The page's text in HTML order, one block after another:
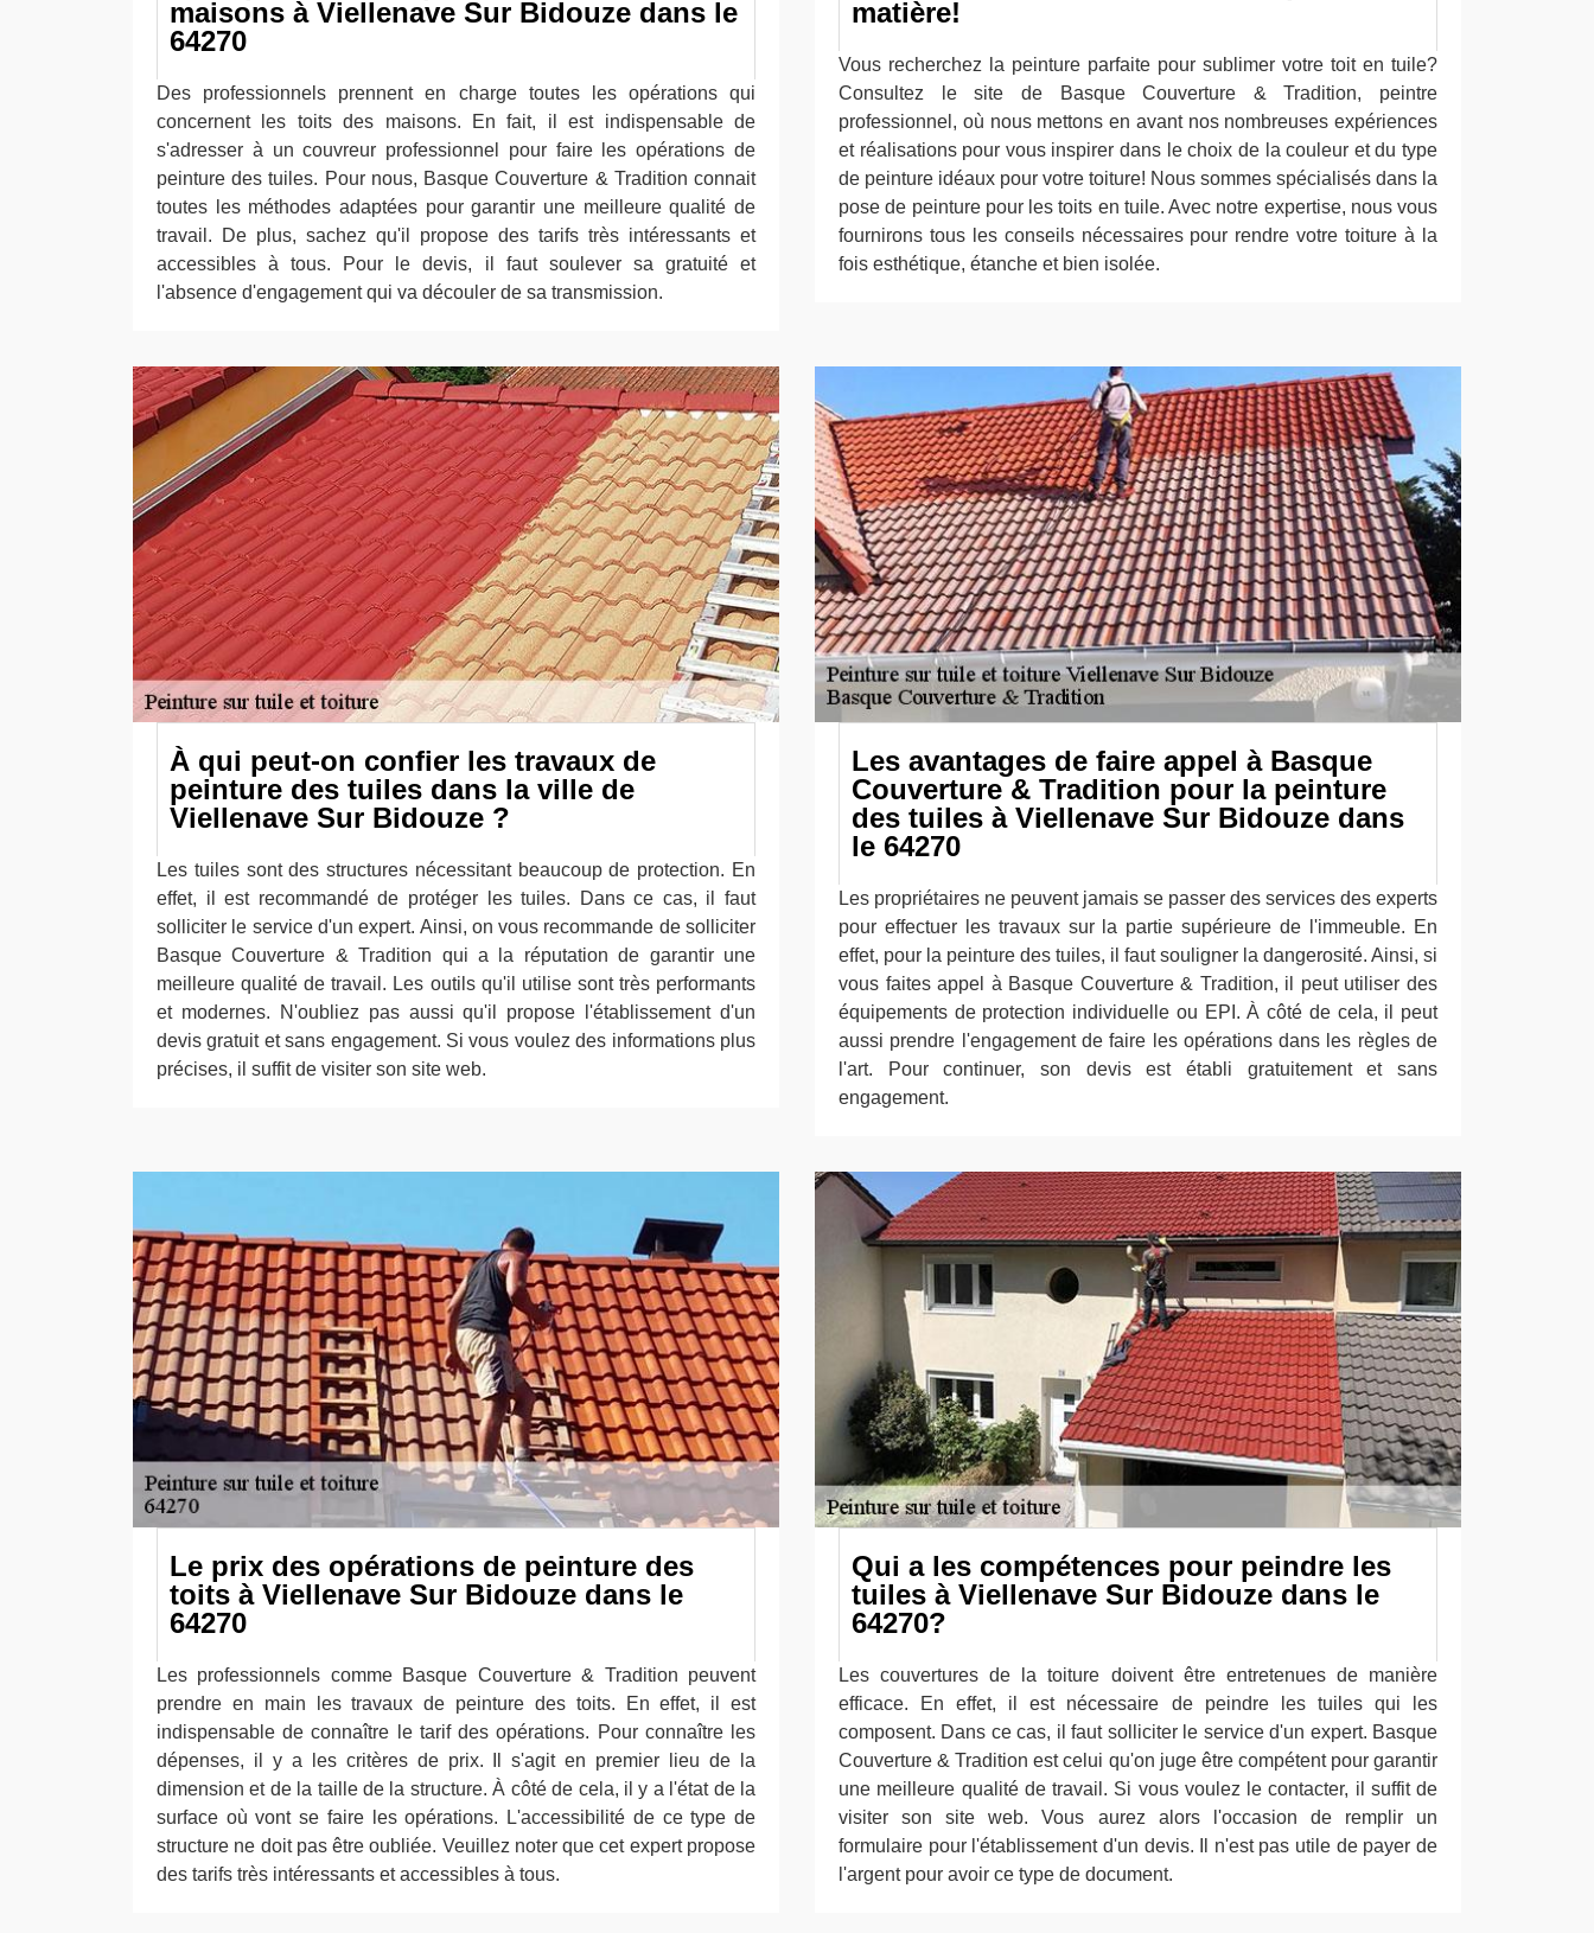
maisons à Viellenave Sur Bidouze dans le
64270
Des professionnels prennent en charge toutes les opérations qui
concernent les toits des maisons. En fait, il est indispensable de
s'adresser à un couvreur professionnel pour faire les opérations de
peinture des tuiles. Pour nous, Basque Couverture & Tradition connait
toutes les méthodes adaptées pour garantir une meilleure qualité de
travail. De plus, sachez qu'il propose des tarifs très intéressants et
accessibles à tous. Pour le devis, il faut soulever sa gratuité et
l'absence d'engagement qui va découler de sa transmission.
matière!
Vous recherchez la peinture parfaite pour sublimer votre toit en tuile?
Consultez le site de Basque Couverture & Tradition, peintre
professionnel, où nous mettons en avant nos nombreuses expériences
et réalisations pour vous inspirer dans le choix de la couleur et du type
de peinture idéaux pour votre toiture! Nous sommes spécialisés dans la
pose de peinture pour les toits en tuile. Avec notre expertise, nous vous
fournirons tous les conseils nécessaires pour rendre votre toiture à la
fois esthétique, étanche et bien isolée.
À qui peut-on confier les travaux de
peinture des tuiles dans la ville de
Viellenave Sur Bidouze ?
Les tuiles sont des structures nécessitant beaucoup de protection. En
effet, il est recommandé de protéger les tuiles. Dans ce cas, il faut
solliciter le service d'un expert. Ainsi, on vous recommande de solliciter
Basque Couverture & Tradition qui a la réputation de garantir une
meilleure qualité de travail. Les outils qu'il utilise sont très performants
et modernes. N'oubliez pas aussi qu'il propose l'établissement d'un
devis gratuit et sans engagement. Si vous voulez des informations plus
précises, il suffit de visiter son site web.
Les avantages de faire appel à Basque
Couverture & Tradition pour la peinture
des tuiles à Viellenave Sur Bidouze dans
le 64270
Les propriétaires ne peuvent jamais se passer des services des experts
pour effectuer les travaux sur la partie supérieure de l'immeuble. En
effet, pour la peinture des tuiles, il faut souligner la dangerosité. Ainsi, si
vous faites appel à Basque Couverture & Tradition, il peut utiliser des
équipements de protection individuelle ou EPI. À côté de cela, il peut
aussi prendre l'engagement de faire les opérations dans les règles de
l'art. Pour continuer, son devis est établi gratuitement et sans
engagement.
Le prix des opérations de peinture des
toits à Viellenave Sur Bidouze dans le
64270
Les professionnels comme Basque Couverture & Tradition peuvent
prendre en main les travaux de peinture des toits. En effet, il est
indispensable de connaître le tarif des opérations. Pour connaître les
dépenses, il y a les critères de prix. Il s'agit en premier lieu de la
dimension et de la taille de la structure. À côté de cela, il y a l'état de la
surface où vont se faire les opérations. L'accessibilité de ce type de
structure ne doit pas être oubliée. Veuillez noter que cet expert propose
des tarifs très intéressants et accessibles à tous.
Qui a les compétences pour peindre les
tuiles à Viellenave Sur Bidouze dans le
64270?
Les couvertures de la toiture doivent être entretenues de manière
efficace. En effet, il est nécessaire de peindre les tuiles qui les
composent. Dans ce cas, il faut solliciter le service d'un expert. Basque
Couverture & Tradition est celui qu'on juge être compétent pour garantir
une meilleure qualité de travail. Si vous voulez le contacter, il suffit de
visiter son site web. Vous aurez alors l'occasion de remplir un
formulaire pour l'établissement d'un devis. Il n'est pas utile de payer de
l'argent pour avoir ce type de document.